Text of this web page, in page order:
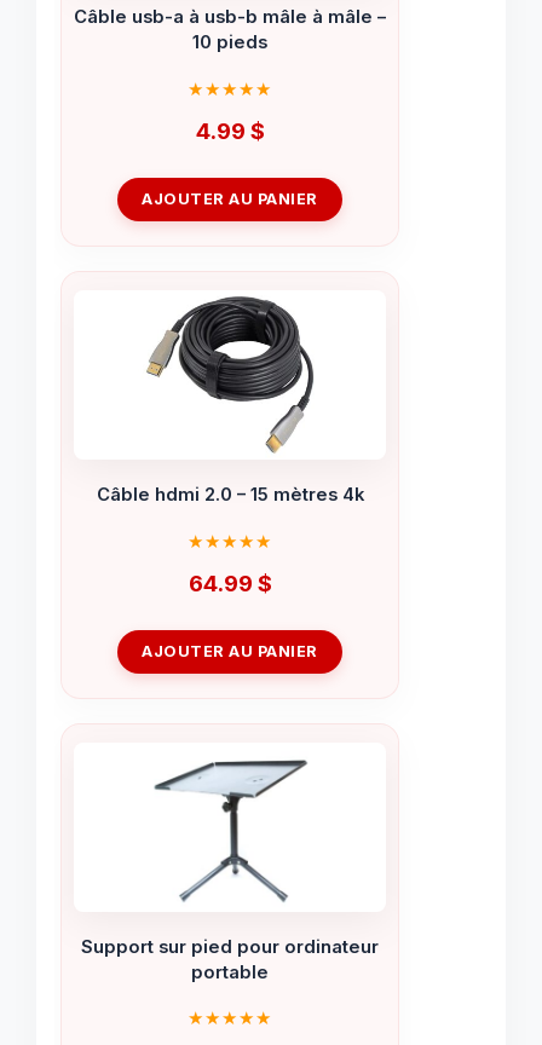
Câble usb-a à usb-b mâle à mâle –
10 pieds
4.99 $
AJOUTER AU PANIER
Câble hdmi 2.0 – 15 mètres 4k
64.99 $
AJOUTER AU PANIER
Support sur pied pour ordinateur
portable